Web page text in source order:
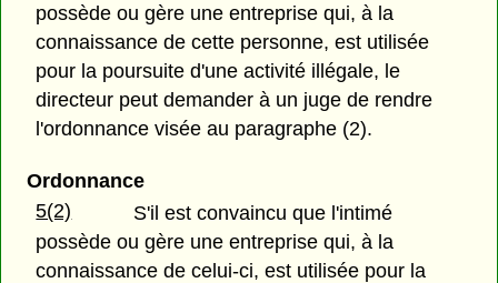
possède ou gère une entreprise qui, à la
connaissance de cette personne, est utilisée
pour la poursuite d'une activité illégale, le
directeur peut demander à un juge de rendre
l'ordonnance visée au paragraphe (2).
Ordonnance
5(2)
S'il est convaincu que l'intimé
possède ou gère une entreprise qui, à la
connaissance de celui-ci, est utilisée pour la